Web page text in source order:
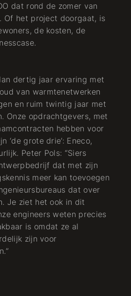
dat rond de zomer van
Of het project doorgaat, is
de kosten, de
dertig jaar ervaring met
van warmtenetwerken
en ruim twintig jaar met
Onze opdrachtgevers, met
hebben voor
‘de grote drie’: Eneco,
Peter Pols: “Siers
dat met zijn
meer kan toevoegen
dat over
Je ziet het ook in dit
engineers weten precies
is omdat ze al
zijn voor